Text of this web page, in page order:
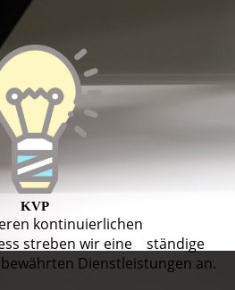
KVP
kontinuierlichen
streben wir eine ständige
Dienstleistungen an.